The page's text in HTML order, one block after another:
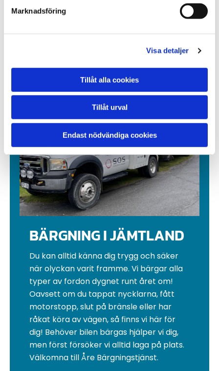
Marknadsföring
Visa detaljer
Tillåt alla cookies
Tillåt urval
Endast nödvändiga cookies
Vi har den kraften som krävs för att
starta igång er bil både under vinterns
startkablar gjorda för vinter så startar
det mesta med hjälp av oss!
BÄRGNING I JÄMTLAND
Du kan alltid känna dig trygg och säker
när olyckan varit framme. Vi bärgar alla
typer av fordon dygnet runt året om!
Oavsett om du tappat nycklarna, fått
motorstopp, slut på bränsle eller har
råkat köra av vägen, så finns vi här för
dig! Behöver bilen bärgas hjälper vi dig,
men först försöker vi alltid laga på plats.
Välkomna till Åre Bärgningstjänst.